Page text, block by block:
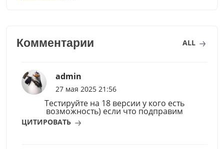
Комментарии ALL
admin
27 мая 2025 21:56
Тестируйте на 18 версии у кого есть
возможность) если что подправим
ЦИТИРОВАТЬ